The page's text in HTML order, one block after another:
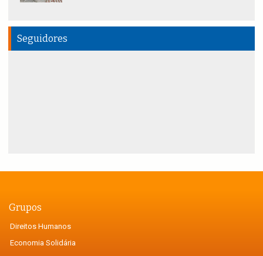
Seguidores
Grupos
Direitos Humanos
Economia Solidária